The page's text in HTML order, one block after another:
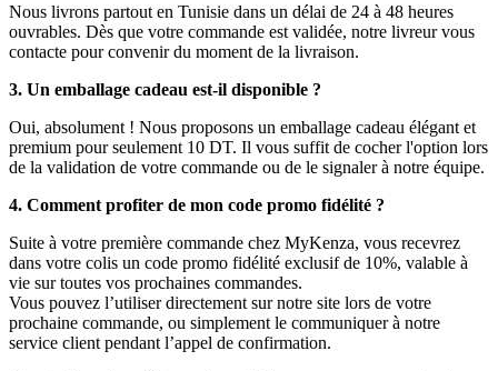
Nous livrons partout en Tunisie dans un délai de 24 à 48 heures
ouvrables. Dès que votre commande est validée, notre livreur vous
contacte pour convenir du moment de la livraison.
3. Un emballage cadeau est-il disponible ?
Oui, absolument ! Nous proposons un emballage cadeau élégant et
premium pour seulement 10 DT. Il vous suffit de cocher l'option lors
de la validation de votre commande ou de le signaler à notre équipe.
4. Comment profiter de mon code promo fidélité ?
Suite à votre première commande chez MyKenza, vous recevrez
dans votre colis un code promo fidélité exclusif de 10%, valable à
vie sur toutes vos prochaines commandes.
Vous pouvez l’utiliser directement sur notre site lors de votre
prochaine commande, ou simplement le communiquer à notre
service client pendant l’appel de confirmation.